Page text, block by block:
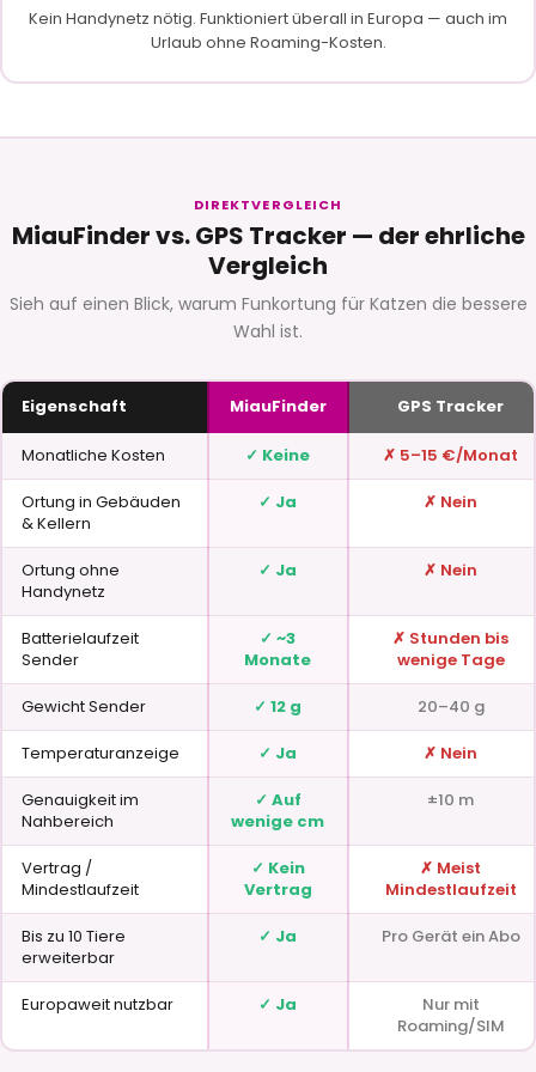
Kein Handynetz nötig. Funktioniert überall in Europa — auch im
Urlaub ohne Roaming-Kosten.
DIREKTVERGLEICH
MiauFinder vs. GPS Tracker — der ehrliche
Vergleich
Sieh auf einen Blick, warum Funkortung für Katzen die bessere
Wahl ist.
Eigenschaft MiauFinder GPS Tracker
Monatliche Kosten ✓ Keine ✗ 5–15 €/Monat
Ortung in Gebäuden
& Kellern
✓ Ja ✗ Nein
Ortung ohne
Handynetz
✓ Ja ✗ Nein
Batterielaufzeit
Sender
✓ ~3
Monate
✗ Stunden bis
wenige Tage
Gewicht Sender ✓ 12 g 20–40 g
Temperaturanzeige ✓ Ja ✗ Nein
Genauigkeit im
Nahbereich
✓ Auf
wenige cm
±10 m
Vertrag /
Mindestlaufzeit
✓ Kein
Vertrag
✗ Meist
Mindestlaufzeit
Bis zu 10 Tiere
erweiterbar
✓ Ja Pro Gerät ein Abo
Europaweit nutzbar ✓ Ja
Nur mit
Roaming/SIM